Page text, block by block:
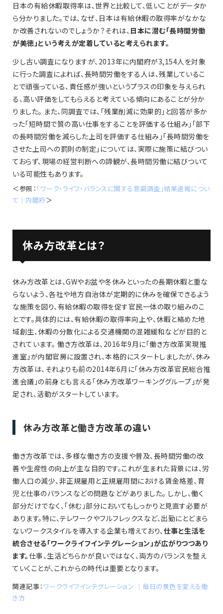
日本の有給休暇取得率は、世界と比較して、低いことがデータか
ら分かりました。では、なぜ、日本は有給休暇の取得率がなかな
か改善されないのでしょうか？それは、 日本に潜む「長時間労働
が美徳」という考えが定着していると考えられます。
少し古い調査になりますが、2013年に内閣府が3,154人を対象
に行った調査によれば、長時間労働をする人は、残業しているこ
とで頑張っている、責任感が強いというプラスの印象を与えられ
る、高い評価をしてもらえると考えている傾向にあることが分か
りました。 また、同調査では、「残業削減に効果的」と回答が多か
った「短時間で質の高い仕事をすることを評価する仕組み」「部下
の長時間労働を減らした上司を評価する仕組み」「長時間労働を
させた上司への罰則の制定」については、実際に施策に結びつい
ておらず、現場の経営判断への諦観が、長時間労働に結びついて
いる可能性もあります。
＜参照： 「ワーク・ライフ・バランスに関する意識調査」結果速報につい
て｜内閣府＞
休み方改革とは？
休み方改革とは、GWやお盆や冬休みといったの長期休暇と重な
らないよう、各社や地方自治体が定期的に休みを確保できるよう
な施策を図り、有給休暇の取得を促す官民一体の取り組みのこ
とです。具体的には、有給休暇の取得率向上や、休暇と絡めた地
域創生、休暇の分散化による交通機関の混雑緩和などが目的と
されています。 働き方改革は、2016年9月に「働き方改革実現推
進室」が内閣官房に設置され、本格的にスタートしましたが、休み
方改革は、それよりも前の2014年6月に「休み方改革官民総合推
進会議」の前身とも言える「休み方改革ワーキンググループ」が発
足され、活動がスタートしています。
休み方改革と働き方改革の違い
働き方改革では、多様な働き方の支援や普及、長時間労働の改
善や生産性の向上が主な目的です。これが生まれた背景には、労
働人口の減少、非正規雇用と正規雇用間における賃金格差、育
児と仕事のバランスなどの問題などがありました。 しかし、働く
部分だけでなく、「休む」部分においてもしっかりと見直す必要が
あります。特に、テレワークやフルフレックスなど、出勤にとどまら
ないワークスタイルを導入する企業も増えており、仕事と生活を
統合させる「ワークライフインテグレーション」が広がりつつあり
ます。 仕事、生活どちらかが良いではなく、両方のバランスを整え
ていくことが、これからの時代は重要となります。
関連記事： ワークライフインテグレーション ｜毎日の景色を変える働
き方